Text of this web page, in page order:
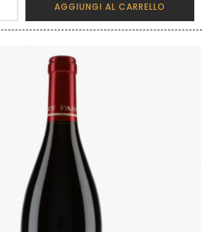
AGGIUNGI AL CARRELLO